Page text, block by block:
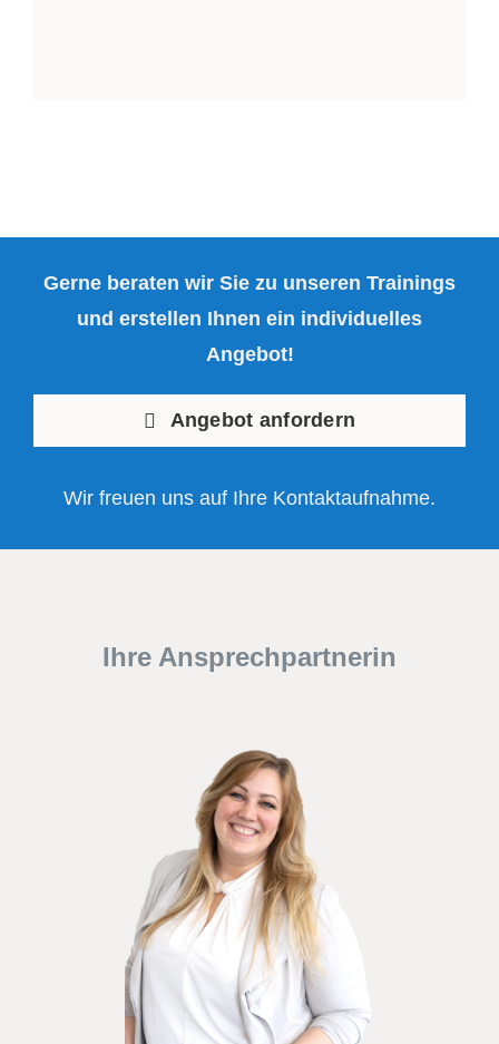
Gerne beraten wir Sie zu unseren Trainings
und erstellen Ihnen ein individuelles
Angebot!
Angebot anfordern
Wir freuen uns auf Ihre Kontaktaufnahme.
Ihre Ansprechpartnerin